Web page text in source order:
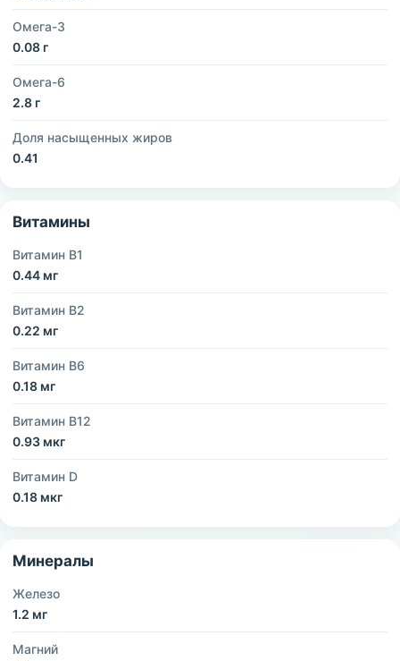
Омега-3
0.08 г
Омега-6
2.8 г
Доля насыщенных жиров
0.41
Витамины
Витамин B1
0.44 мг
Витамин B2
0.22 мг
Витамин B6
0.18 мг
Витамин B12
0.93 мкг
Витамин D
0.18 мкг
Минералы
Железо
1.2 мг
Магний